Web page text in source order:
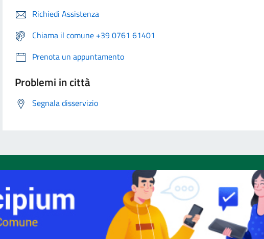
Richiedi Assistenza
Chiama il comune +39 0761 61401
Prenota un appuntamento
Problemi in città
Segnala disservizio